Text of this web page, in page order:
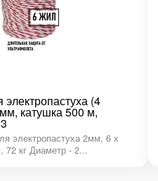
(4
катушка 500 м,
электропастуха 2мм, 6 х
кг Диаметр - 2...